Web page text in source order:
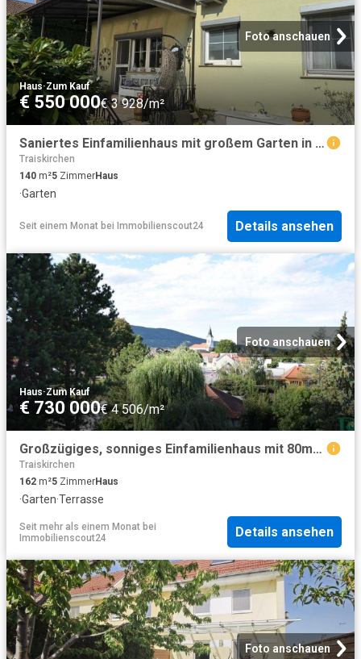
Foto anschauen
Haus·Zum Kauf
€ 550 000€ 3 928/m²
Saniertes Einfamilienhaus mit großem Garten in sehr guter Lage und ausgezeichneter Infrastruktur
Traiskirchen
140 m²5 ZimmerHaus
·Garten
Seit einem Monat bei Immobilienscout24 Details ansehen
Foto anschauen
Haus·Zum Kauf
€ 730 000€ 4 506/m²
Großzügiges, sonniges Einfamilienhaus mit 80m² Dachterrasse
Traiskirchen
162 m²5 ZimmerHaus
·Garten·Terrasse
Seit mehr als einem Monat bei
Immobilienscout24
Details ansehen
Foto anschauen